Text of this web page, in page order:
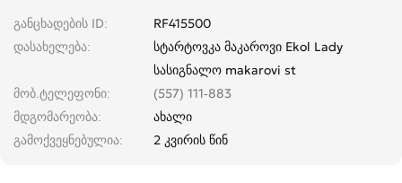
განცხადების ID
RF415500
დასახელება
სტარტოვკა მაკაროვი Ekol Lady
სასიგნალო makarovi st
მობ.ტელეფონი
(557) 111-883
მდგომარეობა
ახალი
გამოქვეყნებულია
2 კვირის წინ